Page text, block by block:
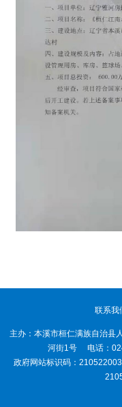
联系我
主办：本溪市桓仁满族自治
河街1号 电话：
政府网站标识码：